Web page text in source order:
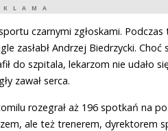
czarnymi zgłoskami.
zasłabł Andrzej Biedrzycki. Choć
do szpitala, lekarzom nie udało
zawał serca.
rozegrał aż 196 spotkań na
ale też trenerem, dyrektorem